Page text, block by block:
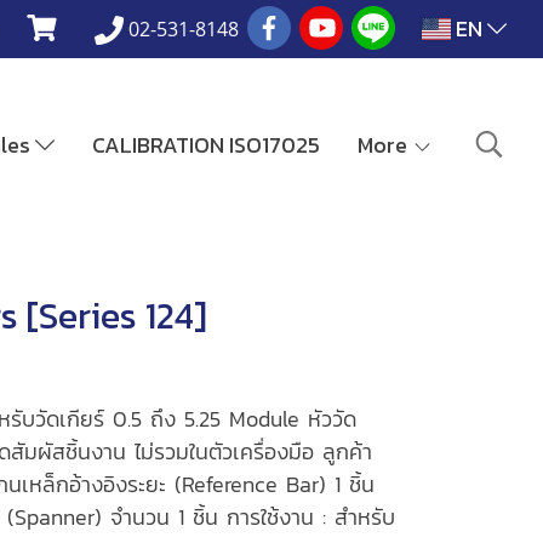
02-531-8148 EN
CALIBRATION ISO17025 More
[Series 124]
รับวัดเกียร์ 0.5 ถึง 5.25 Module หัววัด
มผัสชิ้นงาน ไม่รวมในตัวเครื่องมือ ลูกค้า
หล็กอ้างอิงระยะ (Reference Bar) 1 ชิ้น
จำนวน 1 ชิ้น การใช้งาน : สำหรับ